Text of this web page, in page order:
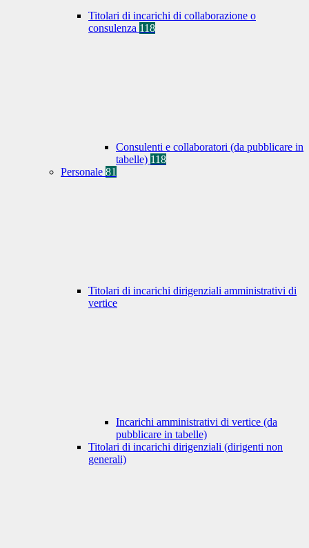
Titolari di incarichi di collaborazione o
consulenza 118
Consulenti e collaboratori (da pubblicare in
tabelle) 118
Personale 81
Titolari di incarichi dirigenziali amministrativi di
vertice
Incarichi amministrativi di vertice (da
pubblicare in tabelle)
Titolari di incarichi dirigenziali (dirigenti non
generali)